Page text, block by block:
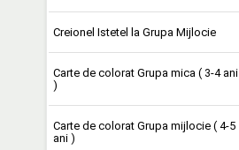
Creionel Istetel la Grupa Mijlocie
Carte de colorat Grupa mica ( 3-4 ani
)
Carte de colorat Grupa mijlocie ( 4-5
ani )